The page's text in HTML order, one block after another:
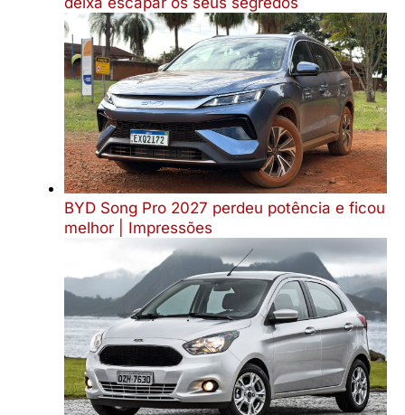
BYD Song Pro 2027 perdeu potência e ficou
melhor | Impressões